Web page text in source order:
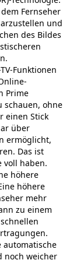
Fernseher
und
des Bildes
Funktionen
Prime
schauen, ohne
einen Stick
über
ermöglicht,
Das ist
voll haben.
höhere
höhere
mehr
zu einem
automatische
noch weicher